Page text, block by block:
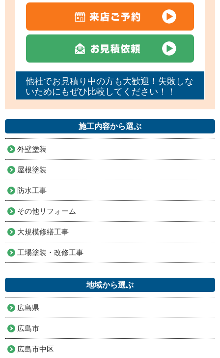
他社でお見積り中の方も大歓迎！失敗しな
いためにもぜひ比較してください！！
施工内容から選ぶ
外壁塗装
屋根塗装
防水工事
その他リフォーム
大規模修繕工事
工場塗装・改修工事
地域から選ぶ
広島県
広島市
広島市中区